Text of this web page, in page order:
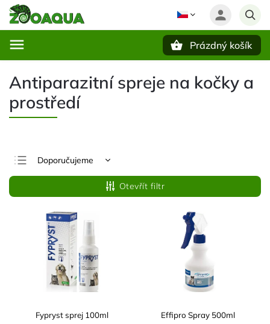
Prázdný košík
Antiparazitní spreje na kočky a
prostředí
Doporučujeme
Nejlevnější
Nejdražší
Nejprodávanější
Abecedně
Otevřít filtr
Fypryst sprej 100ml Effipro Spray 500ml